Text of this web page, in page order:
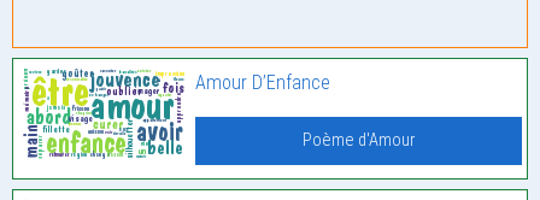
Amour D’Enfance
Poème d'Amour